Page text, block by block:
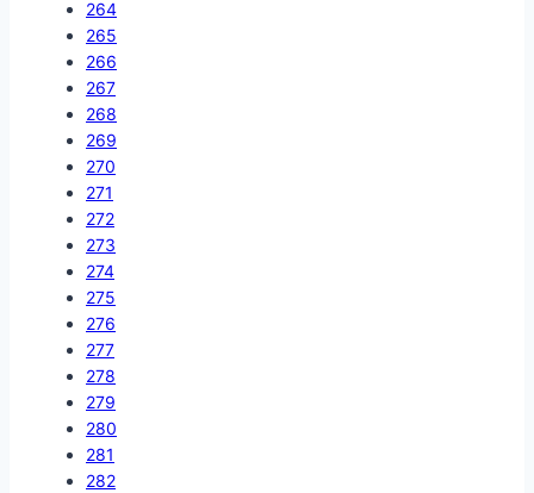
264
265
266
267
268
269
270
271
272
273
274
275
276
277
278
279
280
281
282